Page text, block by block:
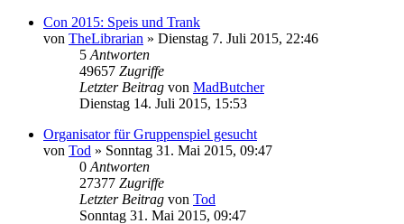
Con 2015: Speis und Trank
von TheLibrarian » Dienstag 7. Juli 2015, 22:46
5 Antworten
49657 Zugriffe
Letzter Beitrag von MadButcher
Dienstag 14. Juli 2015, 15:53
Organisator für Gruppenspiel gesucht
von Tod » Sonntag 31. Mai 2015, 09:47
0 Antworten
27377 Zugriffe
Letzter Beitrag von Tod
Sonntag 31. Mai 2015, 09:47